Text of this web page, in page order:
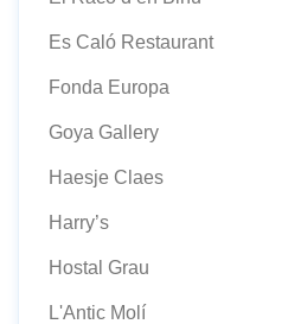
Es Caló Restaurant
Fonda Europa
Goya Gallery
Haesje Claes
Harry’s
Hostal Grau
L'Antic Molí